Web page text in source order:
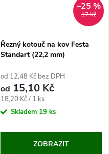
17 Kč
–25 %
Řezný kotouč na kov Festa
Standart (22,2 mm)
od 12,48 Kč bez DPH
od 15,10 Kč
Měrná
cena:
18,20 Kč / 1 ks
Skladem 19 ks
ZOBRAZIT